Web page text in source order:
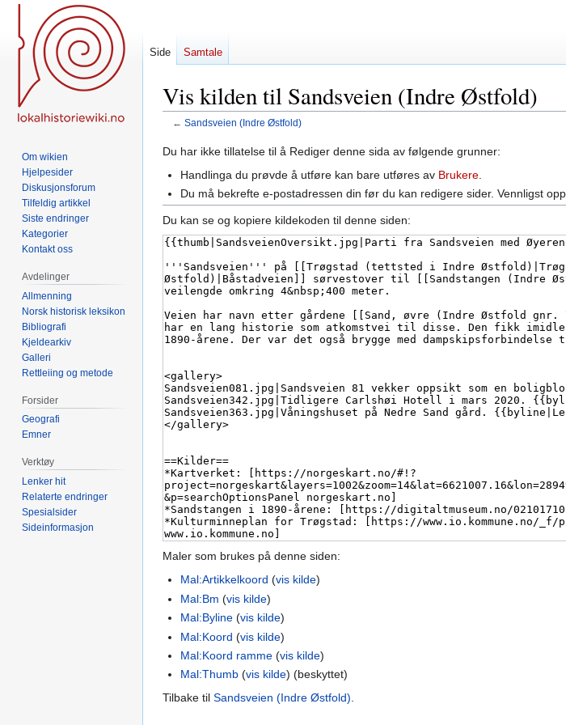
Vis kilden til Sandsveien (Indre Østfold)
← Sandsveien (Indre Østfold)
Hopp
navigering
Hopp
Du har ikke tillatelse til å Rediger denne sida av følgende grunner:
Handlinga du prøvde å utføre kan bare utføres av Brukere
Du må bekrefte e-postadressen din før du kan redigere sider. Vennligst
Du kan se og kopiere kildekoden til denne siden:
Maler som brukes på denne siden:
Mal:Artikkelkoord (vis kilde)
Mal:Bm (vis kilde)
Mal:Byline (vis kilde)
Mal:Koord (vis kilde)
Mal:Koord ramme (vis kilde)
Mal:Thumb (vis kilde) (beskyttet)
Tilbake til Sandsveien (Indre Østfold).
Side Samtale
Om wikien
Hjelpesider
Diskusjonsforum
Tilfeldig artikkel
Siste endringer
Kategorier
Kontakt oss
Avdelinger
Allmenning
Norsk historisk leksikon
Bibliografi
Kjeldearkiv
Galleri
Rettleiing og metode
Forsider
Geografi
Emner
Verktøy
Lenker hit
Relaterte endringer
Spesialsider
Sideinformasjon